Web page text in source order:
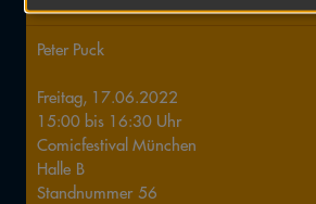
Peter Puck
Freitag, 17.06.2022
15:00 bis 16:30 Uhr
Comicfestival München
Halle B
Standnummer 56